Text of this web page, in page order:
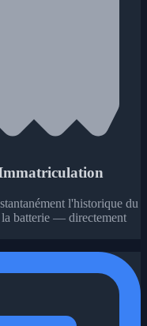
l'historique du
la batterie — directement